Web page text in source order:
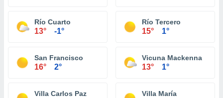
Río Cuarto
13° -1°
Río Tercero
15° 1°
San Francisco
16° 2°
Vicuna Mackenna
13° 1°
Villa Carlos Paz Villa María